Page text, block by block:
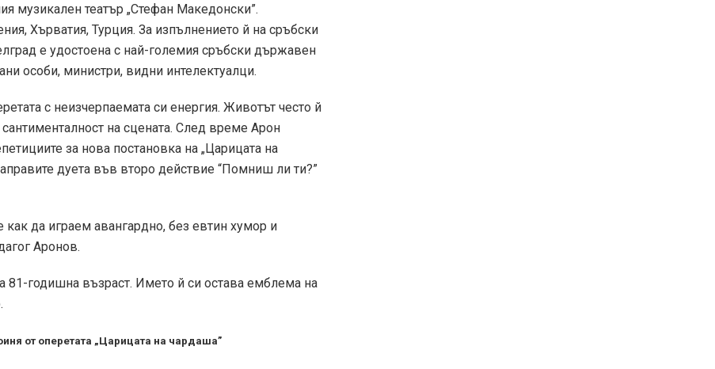
музикален театър „Стефан Македонски”.
Хърватия, Турция. За изпълнението й на сръбски
е удостоена с най-големия сръбски държавен
особи, министри, видни интелектуалци.
с неизчерпаемата си енергия. Животът често й
на сцената. След време Арон
за нова постановка на „Царицата на
дуета във второ действие “Помниш ли ти?”
как да играем авангардно, без евтин хумор и
Аронов.
81-годишна възраст. Името й си остава емблема на
от оперетата „Царицата на чардаша”